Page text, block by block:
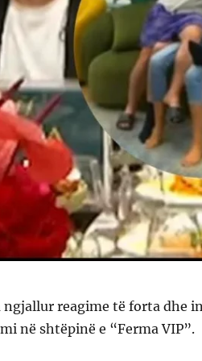
ngjallur reagime të forta dhe
në shtëpinë e “Ferma VIP”.